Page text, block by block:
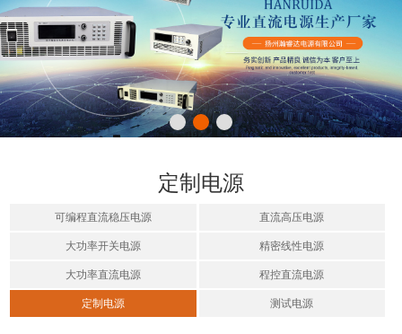
定制电源
可编程直流稳压电源 直流高压电源
大功率开关电源 精密线性电源
大功率直流电源 程控直流电源
定制电源 测试电源